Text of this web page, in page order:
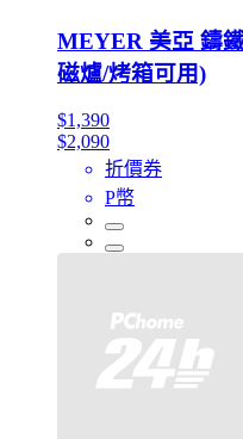
MEYER 美亞 鑄
磁爐/烤箱可用)
$1,390
$2,090
折價券
P幣